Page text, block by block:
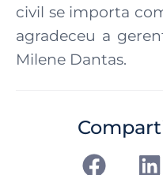
civil se importa
agradeceu a
Milene Dantas.